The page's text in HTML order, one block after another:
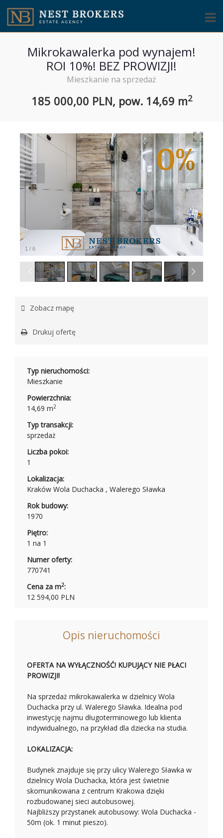
Mikrokawalerka pod wynajem!
ROI 10%! BEZ PROWIZJI!
Mieszkanie na sprzedaż
185 000,00 PLN, pow.14,69 m2
1 / 6
Zobacz mapę
Drukuj ofertę
Typ nieruchomości:
Mieszkanie
Powierzchnia:
14,69 m2
Typ transakcji:
sprzedaż
Liczba pokoi:
1
Lokalizacja:
Kraków Wola Duchacka , Walerego Sławka
Rok budowy:
1970
Piętro:
1 na 1
Numer oferty:
770741
Cena za m2:
12 594,00 PLN
Opis nieruchomości
OFERTA NA WYŁĄCZNOŚĆ! KUPUJĄCY NIE PŁACI
PROWIZJI!
Na sprzedaż mikrokawalerka w dzielnicy Wola
Duchacka przy ul. Walerego Sławka. Idealna pod
inwestycję najmu długoterminowego lub klienta
indywidualnego, na przykład dla dziecka na studia.
LOKALIZACJA:
Budynek znajduje się przy ulicy Walerego Sławka w
dzielnicy Wola Duchacka, która jest świetnie
skomunikowana z centrum Krakowa dzięki
rozbudowanej sieci autobusowej.
Najbliższy przystanek autobusowy: Wola Duchacka -
50m (ok. 1 minut pieszo).